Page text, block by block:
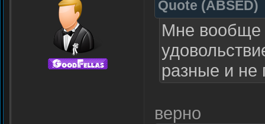
Quote (ABSED)
Мне вообще
разные и не
верно